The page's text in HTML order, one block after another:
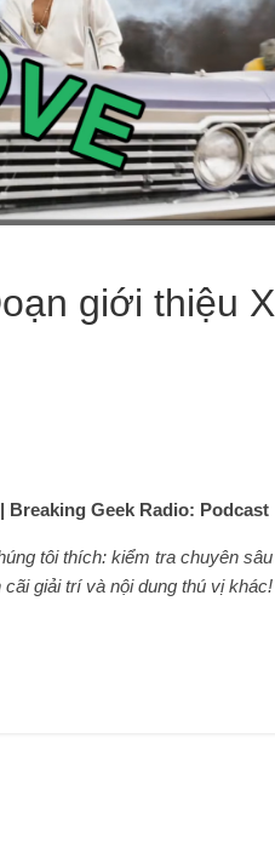
giới thiệu X
| Breaking Geek Radio: Podcast
tôi thích: kiểm tra chuyên sâu
giải trí và nội dung thú vị khác!